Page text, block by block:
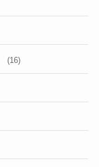
(16)